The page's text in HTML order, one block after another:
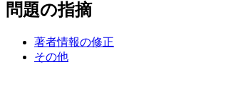
問題の指摘
著者情報の修正
その他